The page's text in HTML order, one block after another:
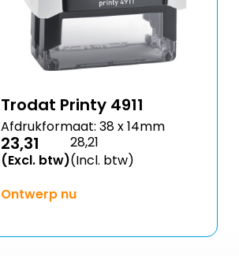
Trodat Printy 4911
Afdrukformaat: 38 x 14mm
23,31
(Excl. btw)
28,21
(Incl. btw)
Ontwerp nu